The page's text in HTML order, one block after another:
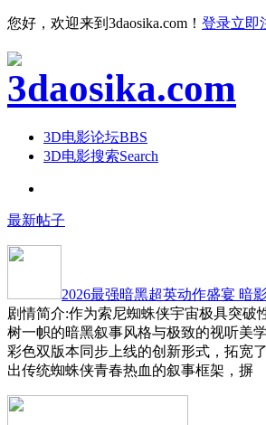
您好，欢迎来到3daosika.com！ 登录立即
3D电影论坛BBS
3D电影搜索Search
最新帖子
2026最强暗黑超英动作盛宴 暗
剧情简介:作为索尼蜘蛛侠宇宙极具突破
树一帜的暗黑叙事风格与极致的视听美
彩色双版本同步上线的创新形式，拓宽
出传统蜘蛛侠青春热血的叙事框架，摒